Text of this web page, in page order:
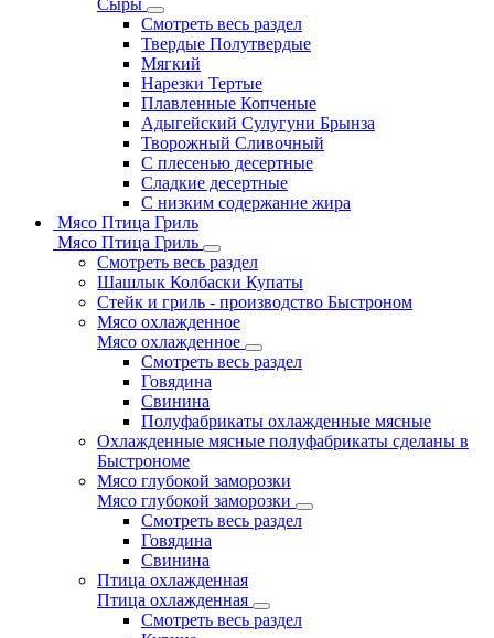
Сыры
Смотреть весь раздел
Твердые Полутвердые
Мягкий
Нарезки Тертые
Плавленные Копченые
Адыгейский Сулугуни Брынза
Творожный Сливочный
С плесенью десертные
Сладкие десертные
С низким содержание жира
Мясо Птица Гриль
Мясо Птица Гриль
Смотреть весь раздел
Шашлык Колбаски Купаты
Стейк и гриль - производство Быстроном
Мясо охлажденное
Мясо охлажденное
Смотреть весь раздел
Говядина
Свинина
Полуфабрикаты охлажденные мясные
Охлажденные мясные полуфабрикаты сделаны в
Быстрономе
Мясо глубокой заморозки
Мясо глубокой заморозки
Смотреть весь раздел
Говядина
Свинина
Птица охлажденная
Птица охлажденная
Смотреть весь раздел